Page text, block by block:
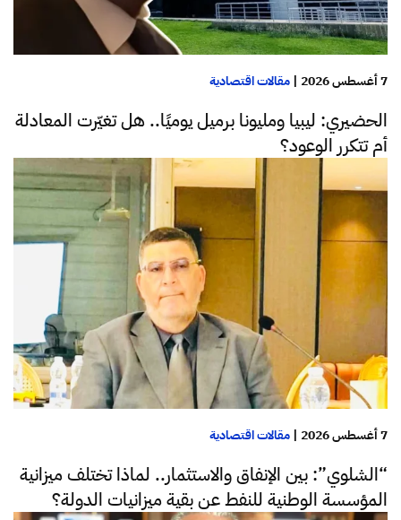
7 أغسطس 2026 | مقالات اقتصادية
الحضيري: ليبيا ومليونا برميل يوميًا.. هل تغيّرت المعادلة
أم تتكرر الوعود؟
7 أغسطس 2026 | مقالات اقتصادية
“الشلوي”: بين الإنفاق والاستثمار.. لماذا تختلف ميزانية
المؤسسة الوطنية للنفط عن بقية ميزانيات الدولة؟